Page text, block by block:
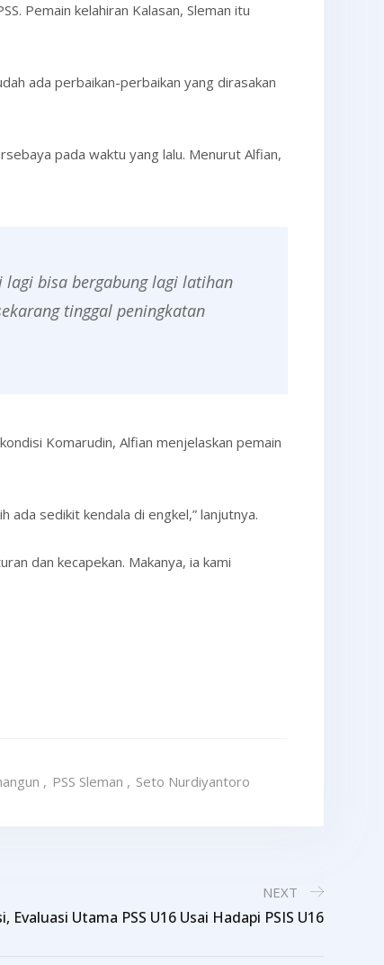
Pemain kelahiran Kalasan, Sleman itu
ada perbaikan-perbaikan yang dirasakan
pada waktu yang lalu. Menurut Alfian,
lagi bisa bergabung lagi latihan
tinggal peningkatan
Komarudin, Alfian menjelaskan pemain
ada sedikit kendala di engkel,” lanjutnya.
dan kecapekan. Makanya, ia kami
, PSS Sleman , Seto Nurdiyantoro
NEXT
Evaluasi Utama PSS U16 Usai Hadapi PSIS U16